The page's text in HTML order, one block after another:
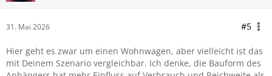
31. Mai 2026 #5
Hier geht es zwar um einen Wohnwagen, aber vielleicht ist das
mit Deinem Szenario vergleichbar. Ich denke, die Bauform des